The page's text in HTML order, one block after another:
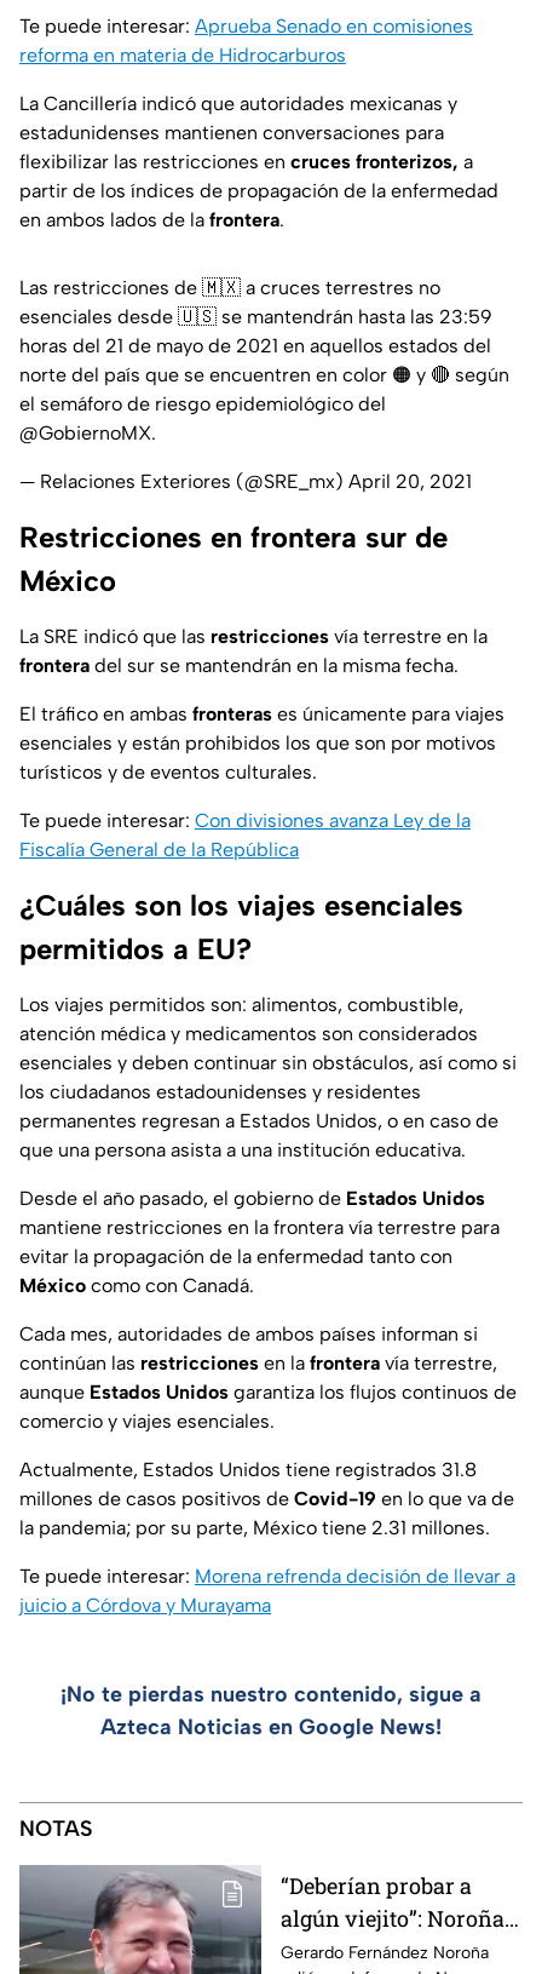
Te puede interesar: Aprueba Senado en comisiones
reforma en materia de Hidrocarburos
La Cancillería indicó que autoridades mexicanas y
estadunidenses mantienen conversaciones para
flexibilizar las restricciones en cruces fronterizos, a
partir de los índices de propagación de la enfermedad
en ambos lados de la frontera.
Las restricciones de 🇲🇽 a cruces terrestres no
esenciales desde 🇺🇸 se mantendrán hasta las 23:59
horas del 21 de mayo de 2021 en aquellos estados del
norte del país que se encuentren en color 🟠 y 🔴 según
el semáforo de riesgo epidemiológico del
@GobiernoMX.
— Relaciones Exteriores (@SRE_mx) April 20, 2021
Restricciones en frontera sur de
México
La SRE indicó que las restricciones vía terrestre en la
frontera del sur se mantendrán en la misma fecha.
El tráfico en ambas fronteras es únicamente para viajes
esenciales y están prohibidos los que son por motivos
turísticos y de eventos culturales.
Te puede interesar: Con divisiones avanza Ley de la
Fiscalía General de la República
¿Cuáles son los viajes esenciales
permitidos a EU?
Los viajes permitidos son: alimentos, combustible,
atención médica y medicamentos son considerados
esenciales y deben continuar sin obstáculos, así como si
los ciudadanos estadounidenses y residentes
permanentes regresan a Estados Unidos, o en caso de
que una persona asista a una institución educativa.
Desde el año pasado, el gobierno de Estados Unidos
mantiene restricciones en la frontera vía terrestre para
evitar la propagación de la enfermedad tanto con
México como con Canadá.
Cada mes, autoridades de ambos países informan si
continúan las restricciones en la frontera vía terrestre,
aunque Estados Unidos garantiza los flujos continuos de
comercio y viajes esenciales.
Actualmente, Estados Unidos tiene registrados 31.8
millones de casos positivos de Covid-19 en lo que va de
la pandemia; por su parte, México tiene 2.31 millones.
Te puede interesar: Morena refrenda decisión de llevar a
juicio a Córdova y Murayama
¡No te pierdas nuestro contenido, sigue a
Azteca Noticias en Google News!
NOTAS
“Deberían probar a
algún viejito”: Noroña
reacciona a polémico
Gerardo Fernández Noroña